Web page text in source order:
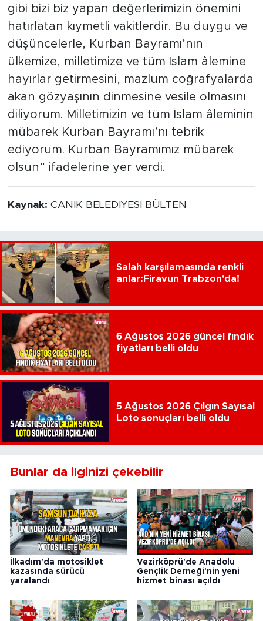
gibi bizi biz yapan değerlerimizin önemini
hatırlatan kıymetli vakitlerdir. Bu duygu ve
düşüncelerle, Kurban Bayramı’nın
ülkemize, milletimize ve tüm İslam âlemine
hayırlar getirmesini, mazlum coğrafyalarda
akan gözyaşının dinmesine vesile olmasını
diliyorum. Milletimizin ve tüm İslam âleminin
mübarek Kurban Bayramı’nı tebrik
ediyorum. Kurban Bayramımız mübarek
olsun” ifadelerine yer verdi.
Kaynak: CANİK BELEDİYESİ BÜLTEN
Salah karşılamasında renkli
anlar:Firavun Trabzon'da!
6 Ağustos 2026 güncel fındık
fiyatları belli oldu
5 Ağustos 2026 Çılgın Sayısal
Loto sonuçları belli oldu
Bunlar da ilginizi çekebilir
İlkadım'da motosiklet
kazasında sürücü
yaralandı
Vezirköprü'de Anadolu
Gençlik Derneği'nin yeni
hizmet binası açıldı